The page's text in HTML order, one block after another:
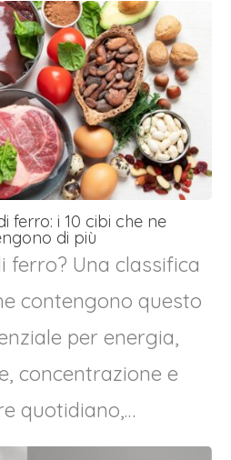
ferro: i 10 cibi che ne
di più
ferro? Una classifica
contengono questo
per energia,
concentrazione e
quotidiano,…